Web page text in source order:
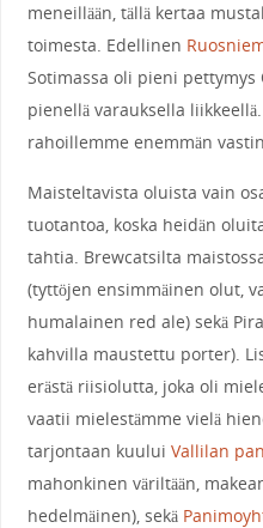
meneillään, tällä kertaa
toimesta. Edellinen
Sotimassa oli pieni
pienellä varauksella
rahoillemme enemmän
Maisteltavista oluista vain
tuotantoa, koska heidän
tahtia. Brewcatsilta
(tyttöjen ensimmäinen olut,
humalainen red ale) sekä
kahvilla maustettu porter).
erästä riisiolutta, joka oli
vaatii mielestämme vielä
tarjontaan kuului Vallilan
mahonkinen väriltään,
hedelmäinen), sekä